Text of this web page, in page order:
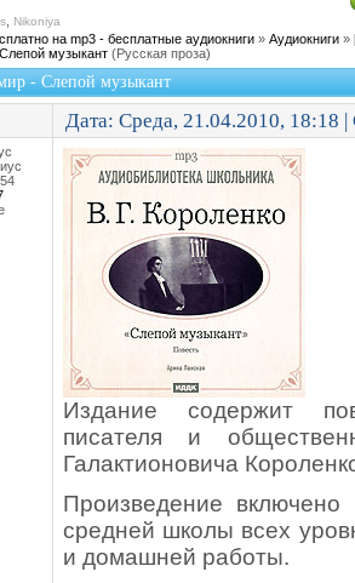
Nikoniya
на mp3 - бесплатные аудиокниги » Аудиокниги »
музыкант (Русская проза)
- Слепой музыкант
Дата: Среда, 21.04.2010, 18:18
Издание содержит
писателя и
Галактионовича
Произведение
средней школы всех
и домашней работы.